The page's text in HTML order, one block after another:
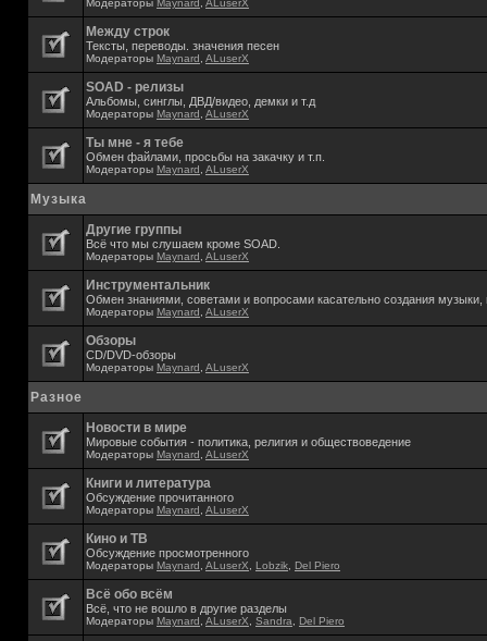
Модераторы Maynard ALuserX
Между строк
Тексты, переводы. значения песен
Модераторы Maynard ALuserX
SOAD - релизы
Альбомы, синглы, ДВД/видео, демки и т.д
Модераторы Maynard ALuserX
Ты мне - я тебе
Обмен файлами, просьбы на закачку и т.п.
Модераторы Maynard ALuserX
Музыка
Другие группы
Всё что мы слушаем кроме SOAD.
Модераторы Maynard ALuserX
Инструментальник
Обмен знаниями, советами и вопросами касательно создания музыки,
Модераторы Maynard ALuserX
Обзоры
CD/DVD-обзоры
Модераторы Maynard ALuserX
Разное
Новости в мире
Мировые события - политика, религия и обществоведение
Модераторы Maynard ALuserX
Книги и литература
Обсуждение прочитанного
Модераторы Maynard ALuserX
Кино и ТВ
Обсуждение просмотренного
Модераторы Maynard ALuserX Lobzik Del Piero
Всё обо всём
Всё, что не вошло в другие разделы
Модераторы Maynard ALuserX Sandra Del Piero